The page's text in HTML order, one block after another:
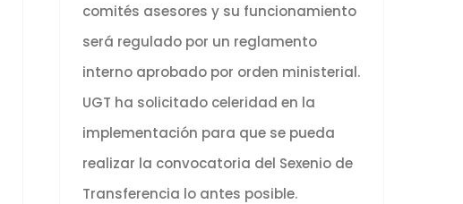
comités asesores y su funcionamiento
será regulado por un reglamento
interno aprobado por orden ministerial.
UGT ha solicitado celeridad en la
implementación para que se pueda
realizar la convocatoria del Sexenio de
Transferencia lo antes posible.